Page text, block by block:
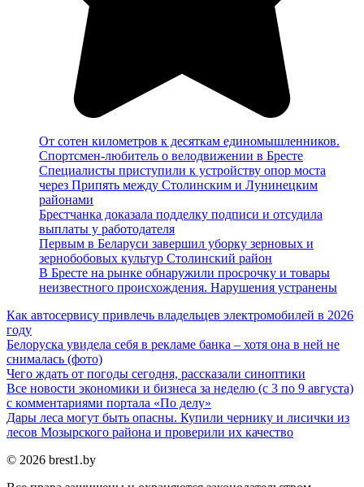
От сотен километров к десяткам единомышленников.
Спортсмен-любитель о велодвижении в Бресте
Специалисты приступили к устройству опор моста
через Припять между Столинским и Лунинецким
районами
Брестчанка доказала подделку подписи и отсудила
выплаты у работодателя
Первым в Беларуси завершил уборку зерновых и
зернобобовых культур Столинский район
В Бресте на рынке обнаружили просрочку и товары
неизвестного происхождения. Нарушения устранены
Как автосервису привлечь владельцев электромобилей в 2026
году
Белоруска увидела себя в рекламе банка – хотя она в ней не
снималась (фото)
Чего ждать от погоды сегодня, рассказали синоптики
Все новости экономики и бизнеса за неделю (с 3 по 9 августа)
с комментариями портала «По делу»
Дары леса могут быть опасны. Купили чернику и лисички из
лесов Мозырского района и проверили их качество
© 2026 brest1.by